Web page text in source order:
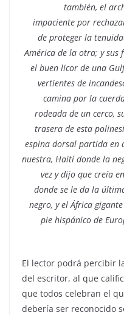
también, el
impaciente por
de proteger la
América de la otra; y sus
el buen licor de una
vertientes de
camina por la
rodeada de un cerco,
trasera de esta
espina dorsal partida en
nuestra, Haití donde la
vez y dijo que creía
donde se le da la
negro, y el África
pie hispánico de
El lector podrá percibir
del escritor, al que
que todos celebran el
debería ser reconocido